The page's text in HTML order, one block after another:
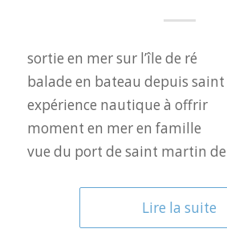
sortie en mer sur l’île de ré
balade en bateau depuis
expérience nautique à offrir
moment en mer en famille
vue du port de saint martin
Lire la suite